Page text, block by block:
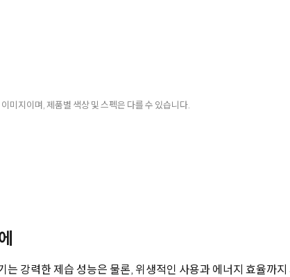
미지이며, 제품별 색상 및 스펙은 다를 수 있습니다.
는 강력한 제습 성능은 물론, 위생적인 사용과 에너지 효율까